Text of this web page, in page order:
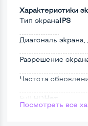
Характеристики
Тип экранаIPS
Диагональ
Разрешение
Частота
Full HD Нет
Посмотреть все